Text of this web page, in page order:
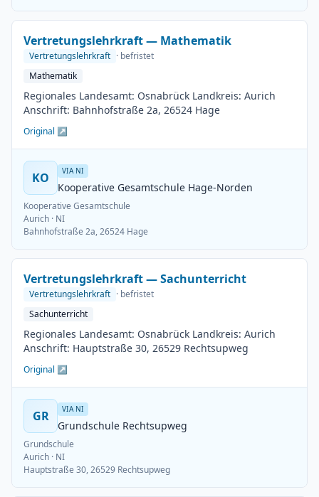
Vertretungslehrkraft — Mathematik
Vertretungslehrkraft · befristet
Mathematik
Regionales Landesamt: Osnabrück Landkreis: Aurich
Anschrift: Bahnhofstraße 2a, 26524 Hage
Original ↗
KO VIA NI
Kooperative Gesamtschule Hage-Norden
Kooperative Gesamtschule
Aurich · NI
Bahnhofstraße 2a, 26524 Hage
Vertretungslehrkraft — Sachunterricht
Vertretungslehrkraft · befristet
Sachunterricht
Regionales Landesamt: Osnabrück Landkreis: Aurich
Anschrift: Hauptstraße 30, 26529 Rechtsupweg
Original ↗
GR VIA NI
Grundschule Rechtsupweg
Grundschule
Aurich · NI
Hauptstraße 30, 26529 Rechtsupweg